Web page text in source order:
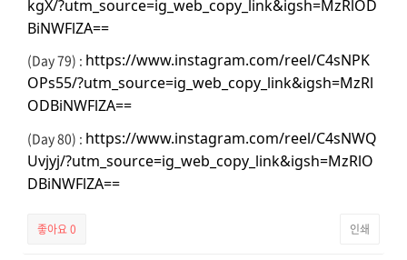
kgX/?utm_source=ig_web_copy_link&igsh=MzRlOD
BiNWFlZA==
(Day 79) : https://www.instagram.com/reel/C4sNPK
OPs55/?utm_source=ig_web_copy_link&igsh=MzRl
ODBiNWFlZA==
(Day 80) : https://www.instagram.com/reel/C4sNWQ
Uvjyj/?utm_source=ig_web_copy_link&igsh=MzRlO
DBiNWFlZA==
좋아요0 인쇄